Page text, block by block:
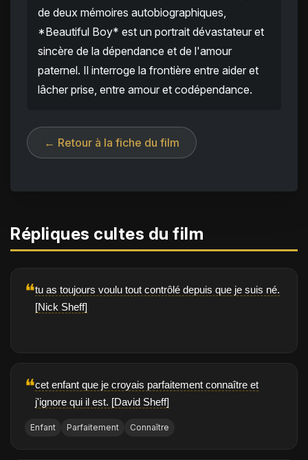
de deux mémoires autobiographiques,
*Beautiful Boy* est un portrait dévastateur et
sincère de la dépendance et de l'amour
paternel. Il interroge la frontière entre aider et
lâcher prise, entre amour et codépendance.
← Retour à la fiche du film
Répliques cultes du film
❝tu as toujours voulu tout contrôlé depuis que je suis né.
[Nick Sheff]
❝cet enfant que je croyais parfaitement connaître et
j'ignore qui il est. [David Sheff]
Enfant Parfaitement Connaître